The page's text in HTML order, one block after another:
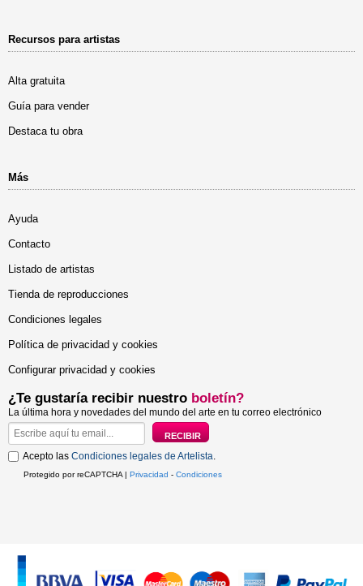
Recursos para artistas
Alta gratuita
Guía para vender
Destaca tu obra
Más
Ayuda
Contacto
Listado de artistas
Tienda de reproducciones
Condiciones legales
Política de privacidad y cookies
Configurar privacidad y cookies
¿Te gustaría recibir nuestro boletín?
La última hora y novedades del mundo del arte en tu correo electrónico
Acepto las Condiciones legales de Artelista.
Protegido por reCAPTCHA | Privacidad - Condiciones